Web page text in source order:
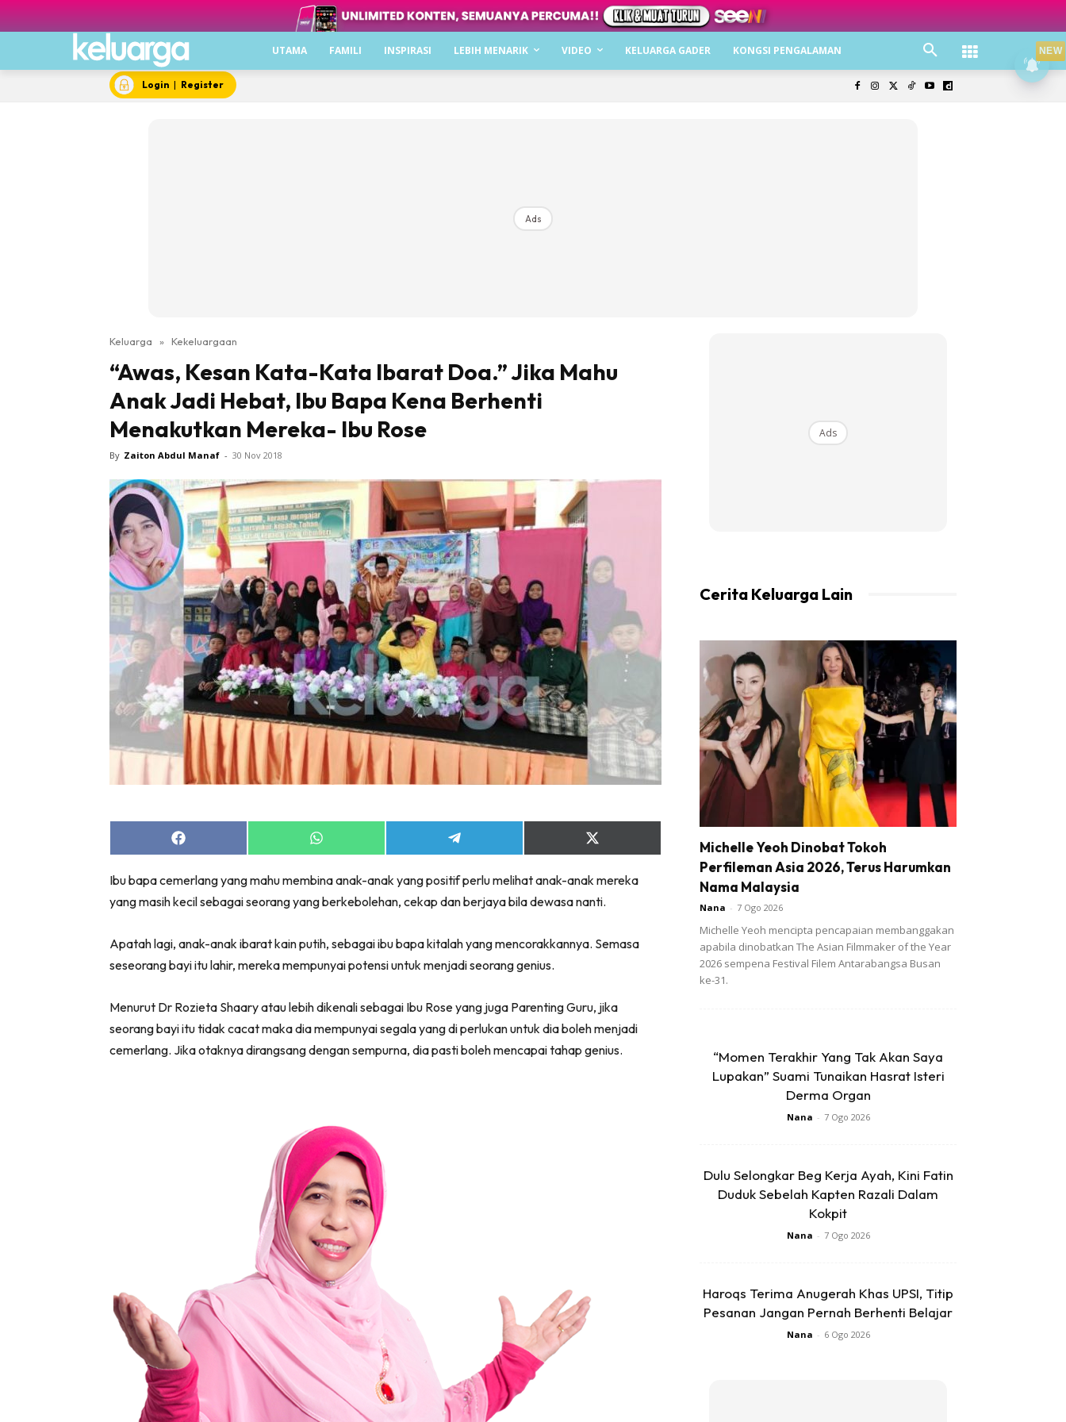
UTAMA FAMILI INSPIRASI LEBIH MENARIK VIDEO KELUARGA GADER KONGSI PENGALAMAN
Login | Register
Ads
Keluarga » Kekeluargaan
“Awas, Kesan Kata-Kata Ibarat Doa.” Jika Mahu
Anak Jadi Hebat, Ibu Bapa Kena Berhenti
Menakutkan Mereka- Ibu Rose
By Zaiton Abdul Manaf - 30 Nov 2018
Share
on
Share
on
Share
on
Share
on
(Twitter)
Ibu bapa cemerlang yang mahu membina anak-anak yang positif perlu melihat anak-anak mereka
yang masih kecil sebagai seorang yang berkebolehan, cekap dan berjaya bila dewasa nanti.
Apatah lagi, anak-anak ibarat kain putih, sebagai ibu bapa kitalah yang mencorakkannya. Semasa
seseorang bayi itu lahir, mereka mempunyai potensi untuk menjadi seorang genius.
Menurut Dr Rozieta Shaary atau lebih dikenali sebagai Ibu Rose yang juga Parenting Guru, jika
seorang bayi itu tidak cacat maka dia mempunyai segala yang di perlukan untuk dia boleh menjadi
cemerlang. Jika otaknya dirangsang dengan sempurna, dia pasti boleh mencapai tahap genius.
Ads
Cerita Keluarga Lain
Michelle Yeoh Dinobat Tokoh
Perfileman Asia 2026, Terus Harumkan
Nama Malaysia
Nana - 7 Ogo 2026
Michelle Yeoh mencipta pencapaian membanggakan
apabila dinobatkan The Asian Filmmaker of the Year
2026 sempena Festival Filem Antarabangsa Busan
ke-31.
“Momen Terakhir Yang Tak Akan Saya
Lupakan” Suami Tunaikan Hasrat Isteri
Derma Organ
Nana - 7 Ogo 2026
Dulu Selongkar Beg Kerja Ayah, Kini Fatin
Duduk Sebelah Kapten Razali Dalam
Kokpit
Nana - 7 Ogo 2026
Haroqs Terima Anugerah Khas UPSI, Titip
Pesanan Jangan Pernah Berhenti Belajar
Nana - 6 Ogo 2026
NEW